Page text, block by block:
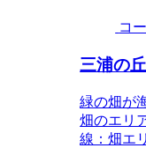
コ
三浦の
緑の畑が
畑のエリ
線：畑エ